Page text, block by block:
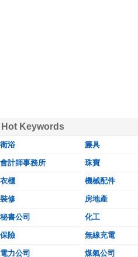
Hot Keywords
衛浴 籐具
會計師事務所 珠寶
衣櫃 機械配件
裝修 房地產
秘書公司 化工
保險 無線充電
電力公司 煤氣公司